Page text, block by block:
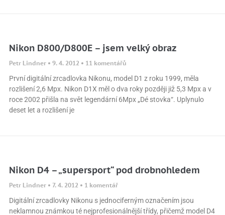
Nikon D800/D800E – jsem velký obraz
Petr Lindner 9. 4. 2012 11 komentářů
První digitální zrcadlovka Nikonu, model D1 z roku 1999, měla
rozlišení 2,6 Mpx. Nikon D1X měl o dva roky později již 5,3 Mpx a v
roce 2002 přišla na svět legendární 6Mpx „Dé stovka“. Uplynulo
deset let a rozlišení je
Nikon D4 – „supersport“ pod drobnohledem
Petr Lindner 7. 4. 2012 1 komentář
Digitální zrcadlovky Nikonu s jednociferným označením jsou
neklamnou známkou té nejprofesionálnější třídy, přičemž model D4